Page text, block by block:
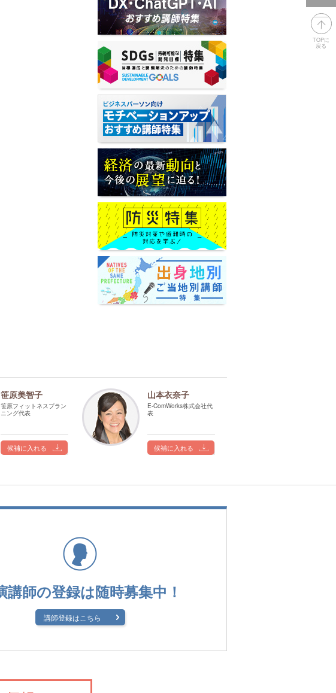
笹原美智子
笹原フィットネスプラン
ニング代表
候補に入れる
山本衣奈子
E-ComWorks株式会社代
表
候補に入れる
講師の登録は随時募集中！
講師登録はこちら
TOPに
戻る